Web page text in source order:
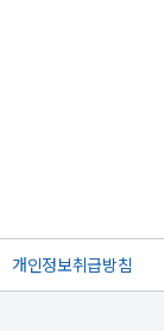
개인정보취급방침